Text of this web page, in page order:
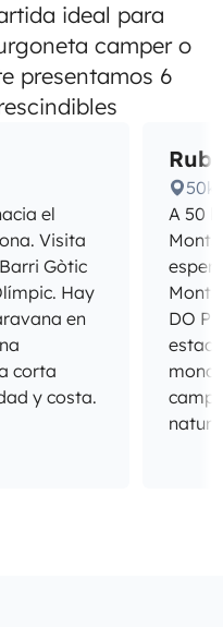
ideal para
camper o
presentamos 6
el
Visita
Gòtic
Hay
en
corta
y costa.
A 50
DO